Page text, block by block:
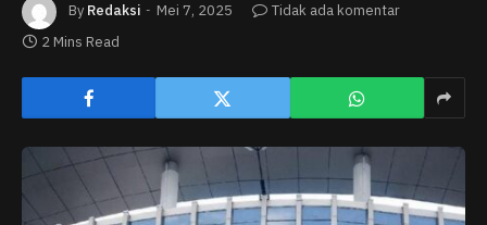
By Redaksi Mei 7, 2025
Tidak ada komentar
2 Mins Read